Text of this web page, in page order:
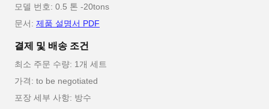
모델 번호: 0.5 톤 -20tons
문서: 제품 설명서 PDF
결제 및 배송 조건
최소 주문 수량: 1개 세트
가격: to be negotiated
포장 세부 사항: 방수